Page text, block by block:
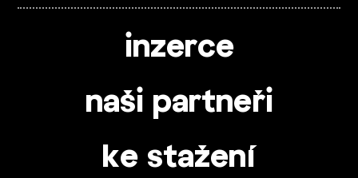
inzerce
naši partneři
ke stažení